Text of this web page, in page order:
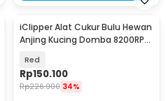
iClipper Alat Cukur Bulu Hewan
Anjing Kucing Domba 8200RPM
Red
Rp150.100
Rp226.900 34%